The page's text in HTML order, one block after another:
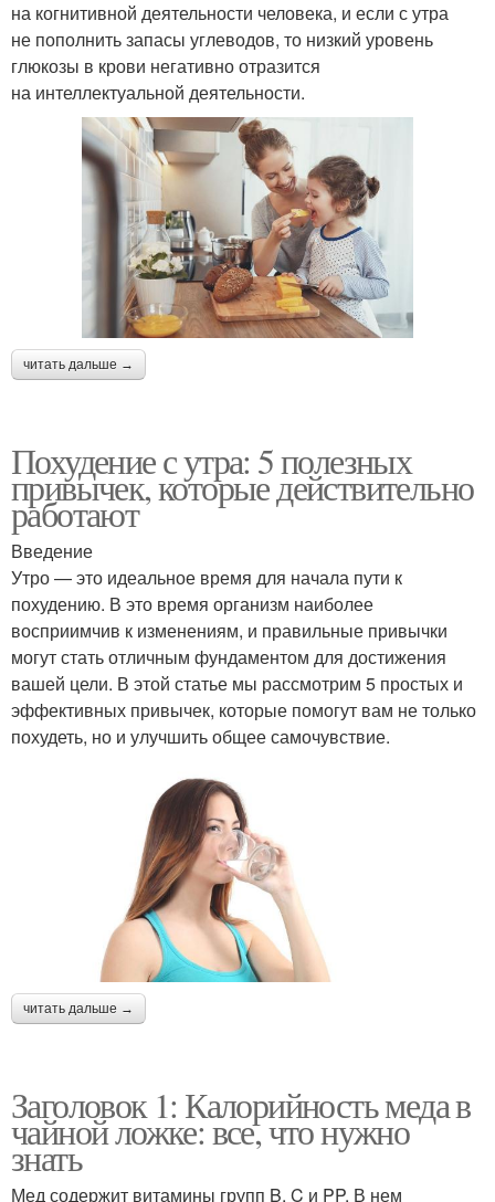
на когнитивной деятельности человека, и если с утра
не пополнить запасы углеводов, то низкий уровень
глюкозы в крови негативно отразится
на интеллектуальной деятельности.
читать дальше →
Похудение с утра: 5 полезных
привычек, которые действительно
работают
Введение
Утро — это идеальное время для начала пути к
похудению. В это время организм наиболее
восприимчив к изменениям, и правильные привычки
могут стать отличным фундаментом для достижения
вашей цели. В этой статье мы рассмотрим 5 простых и
эффективных привычек, которые помогут вам не только
похудеть, но и улучшить общее самочувствие.
читать дальше →
Заголовок 1: Калорийность меда в
чайной ложке: все, что нужно
знать
Мед содержит витамины групп B, C и PP. В нем